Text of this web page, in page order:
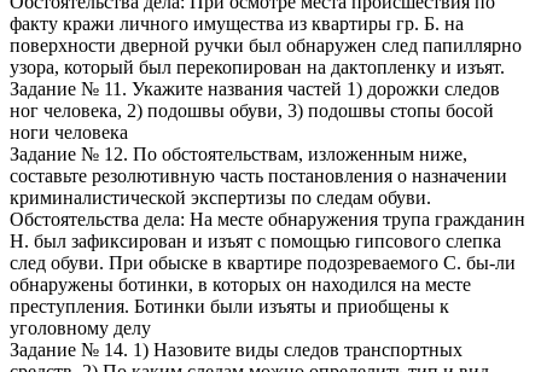
факту кражи личного имущества из квартиры гр. Б. на
поверхности дверной ручки был обнаружен след папиллярно
узора, который был перекопирован на дактопленку и изъят.
Задание № 11. Укажите названия частей 1) дорожки следов
ног человека, 2) подошвы обуви, 3) подошвы стопы босой
ноги человека
Задание № 12. По обстоятельствам, изложенным ниже,
составьте резолютивную часть постановления о назначении
криминалистической экспертизы по следам обуви.
Обстоятельства дела: На месте обнаружения трупа гражданин
Н. был зафиксирован и изъят с помощью гипсового слепка
след обуви. При обыске в квартире подозреваемого С. бы-ли
обнаружены ботинки, в которых он находился на месте
преступления. Ботинки были изъяты и приобщены к
уголовному делу
Задание № 14. 1) Назовите виды следов транспортных